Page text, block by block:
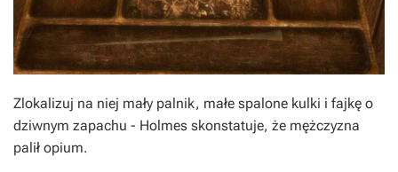
Zlokalizuj na niej mały palnik, małe spalone kulki i fajkę o
dziwnym zapachu - Holmes skonstatuje, że mężczyzna
palił opium.